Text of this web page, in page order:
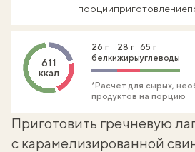
порцииприготовление
611
ккал
26 г
белки
28 г
жиры
65 г
углеводы
*Расчет для сырых,
продуктов на порцию
Приготовить гречневую
с карамелизированной